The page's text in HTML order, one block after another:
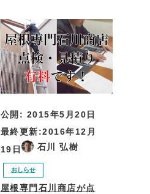
公開: 2015年5月20日
最終更新:2016年12月
19日
石川 弘樹
おしらせ
屋根専門石川商店が点